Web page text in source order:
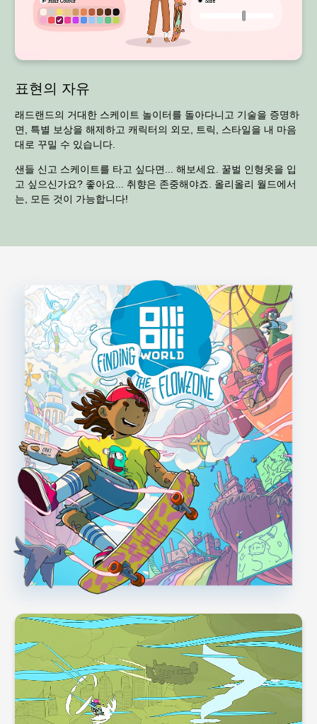
표현의 자유
래드랜드의 거대한 스케이트 놀이터를 돌아다니고 기술을 증명하
면, 특별 보상을 해제하고 캐릭터의 외모, 트릭, 스타일을 내 마음
대로 꾸밀 수 있습니다.
샌들 신고 스케이트를 타고 싶다면... 해보세요. 꿀벌 인형옷을 입
고 싶으신가요? 좋아요... 취향은 존중해야죠. 올리올리 월드에서
는, 모든 것이 가능합니다!